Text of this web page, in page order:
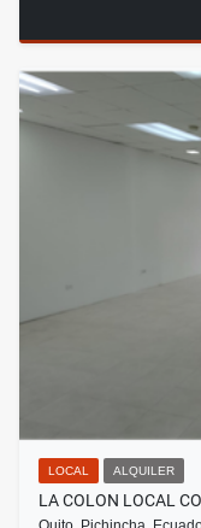
LOCAL ALQUILER
LA COLON LOCAL